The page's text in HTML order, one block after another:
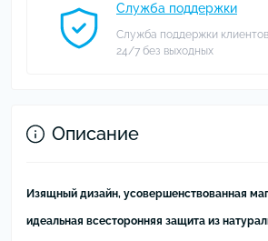
Служба поддержки
Служба поддержки клиентов
24/7 без выходных
Описание
Изящный дизайн, усовершенствованная
идеальная всесторонняя защита из